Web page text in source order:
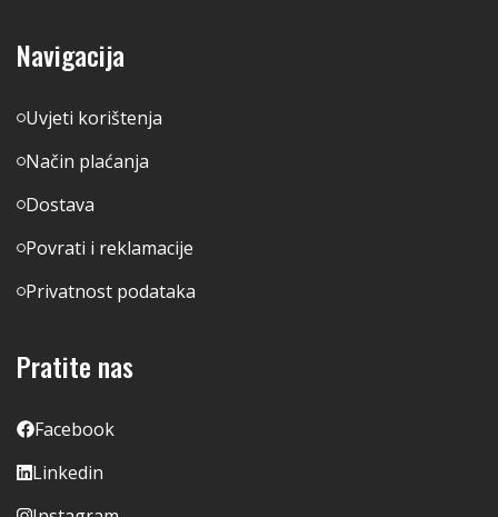
Navigacija
Uvjeti korištenja
Način plaćanja
Dostava
Povrati i reklamacije
Privatnost podataka
Pratite nas
Facebook
Linkedin